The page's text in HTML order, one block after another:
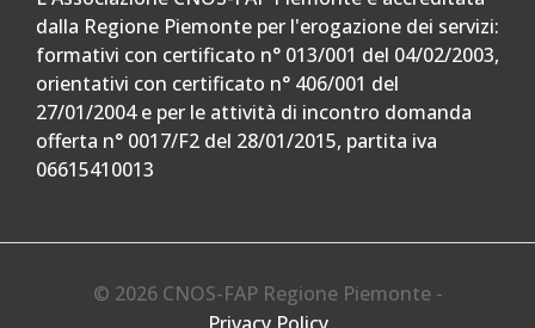
dalla Regione Piemonte per l'erogazione dei servizi:
formativi con certificato n° 013/001 del 04/02/2003,
orientativi con certificato n° 406/001 del
27/01/2004 e per le attività di incontro domanda
offerta n° 0017/F2 del 28/01/2015, partita iva
06615410013
© 2026 CNOS-FAP Regione Piemonte -